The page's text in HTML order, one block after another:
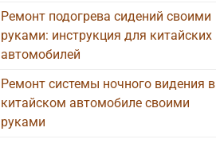
Ремонт подогрева сидений своими
руками: инструкция для китайских
автомобилей
Ремонт системы ночного видения в
китайском автомобиле своими
руками